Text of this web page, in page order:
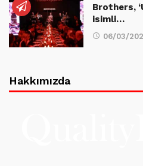
Brothers,
isimli…
06/03/
Hakkımızda